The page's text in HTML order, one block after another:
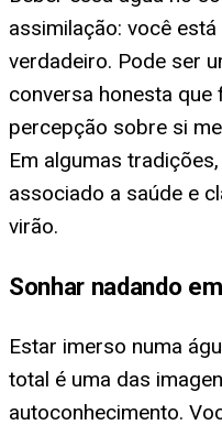
assimilação: você
verdadeiro. Pode ser
conversa honesta que
percepção sobre si
Em algumas
associado a saúde e
virão.
Sonhar nadando
Estar imerso numa
total é uma das
autoconhecimento.